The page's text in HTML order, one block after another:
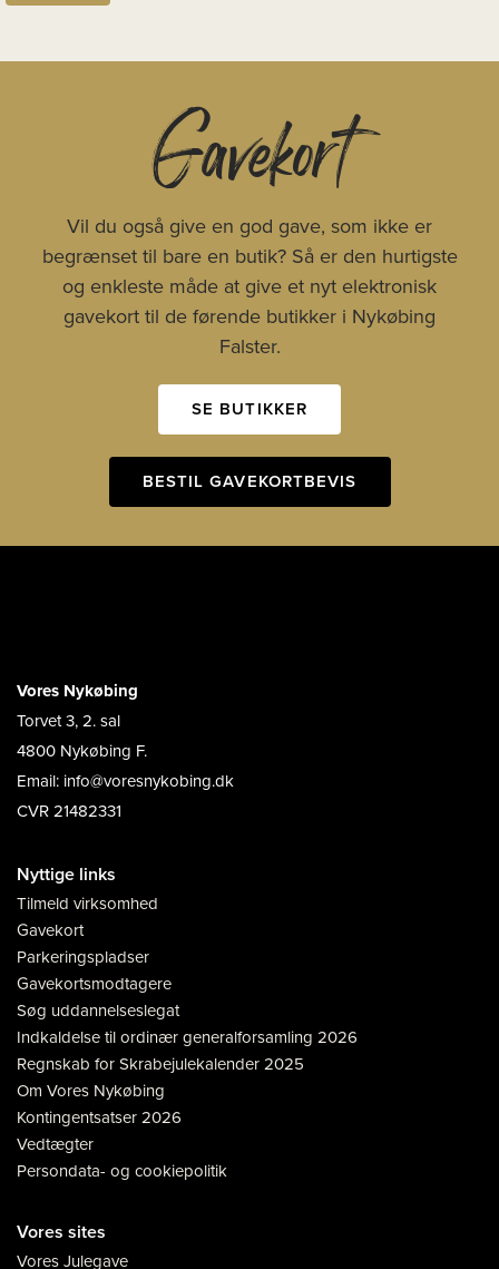
Gavekort
Vil du også give en god gave, som ikke er
begrænset til bare en butik? Så er den hurtigste
og enkleste måde at give et nyt elektronisk
gavekort til de førende butikker i Nykøbing
Falster.
SE BUTIKKER
BESTIL GAVEKORTBEVIS
Vores Nykøbing
Torvet 3, 2. sal
4800 Nykøbing F.
Email: info@voresnykobing.dk
CVR 21482331
Nyttige links
Tilmeld virksomhed
Gavekort
Parkeringspladser
Gavekortsmodtagere
Søg uddannelseslegat
Indkaldelse til ordinær generalforsamling 2026
Regnskab for Skrabejulekalender 2025
Om Vores Nykøbing
Kontingentsatser 2026
Vedtægter
Persondata- og cookiepolitik
Vores sites
Vores Julegave